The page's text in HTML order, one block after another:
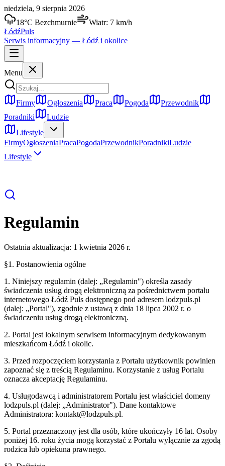
niedziela, 9 sierpnia 2026
18°C Bezchmurnie Wiatr: 7 km/h
ŁódźPuls
Serwis informacyjny — Łódź i okolice
Menu
Firmy Ogłoszenia Praca Pogoda
Przewodnik
Poradniki
Ludzie
Lifestyle
FirmyOgłoszeniaPracaPogodaPrzewodnikPoradnikiLudzie
Lifestyle
Regulamin
Ostatnia aktualizacja: 1 kwietnia 2026 r.
§1. Postanowienia ogólne
1. Niniejszy regulamin (dalej: „Regulamin") określa zasady
świadczenia usług drogą elektroniczną za pośrednictwem portalu
internetowego Łódź Puls dostępnego pod adresem lodzpuls.pl
(dalej: „Portal"), zgodnie z ustawą z dnia 18 lipca 2002 r. o
świadczeniu usług drogą elektroniczną.
2. Portal jest lokalnym serwisem informacyjnym dedykowanym
mieszkańcom Łódź i okolic.
3. Przed rozpoczęciem korzystania z Portalu użytkownik powinien
zapoznać się z treścią Regulaminu. Korzystanie z usług Portalu
oznacza akceptację Regulaminu.
4. Usługodawcą i administratorem Portalu jest właściciel domeny
lodzpuls.pl (dalej: „Administrator"). Dane kontaktowe
Administratora: kontakt@lodzpuls.pl.
5. Portal przeznaczony jest dla osób, które ukończyły 16 lat. Osoby
poniżej 16. roku życia mogą korzystać z Portalu wyłącznie za zgodą
rodzica lub opiekuna prawnego.